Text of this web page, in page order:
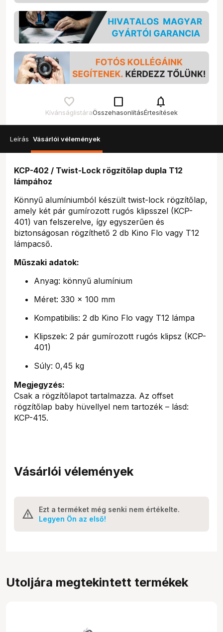
Kívánságlistára
check_box_outline_blank
Összehasonlítás
notifications
Értesítések
Leírás Vásárlói vélemények
KCP-402 / Twist-Lock rögzítőlap dupla T12
lámpához
Könnyű alumíniumból készült twist-lock rögzítőlap,
amely két pár gumírozott rugós klipsszel (KCP-
401) van felszerelve, így egyszerűen és
biztonságosan rögzíthető 2 db Kino Flo vagy T12
lámpacső.
Műszaki adatok:
Anyag: könnyű alumínium
Méret: 330 × 100 mm
Kompatibilis: 2 db Kino Flo vagy T12 lámpa
Klipszek: 2 pár gumírozott rugós klipsz (KCP-
401)
Súly: 0,45 kg
Megjegyzés:
Csak a rögzítőlapot tartalmazza. Az offset
rögzítőlap baby hüvellyel nem tartozék – lásd:
KCP-415.
Vásárlói vélemények
Ezt a terméket még senki nem értékelte.
Legyen Ön az első!
Utoljára megtekintett termékek